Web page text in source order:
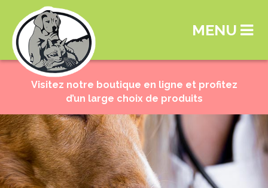
MENU
Visitez notre boutique en ligne et profitez
d’un large choix de produits